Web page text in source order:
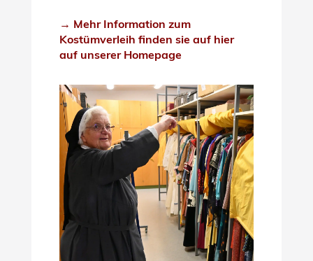
→ Mehr Information zum
Kostümverleih finden sie auf hier
auf unserer Homepage